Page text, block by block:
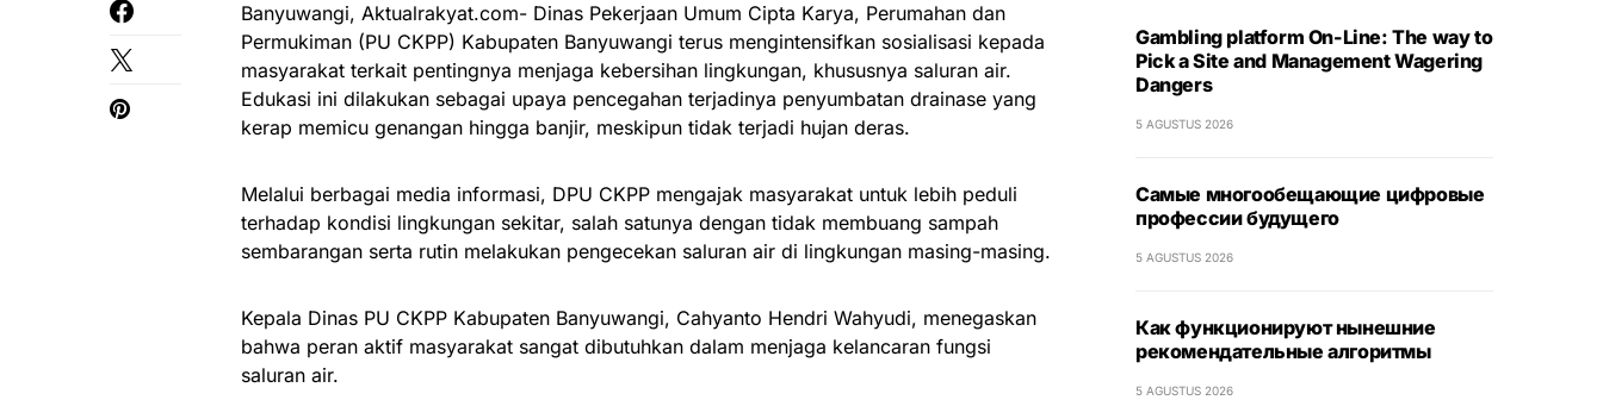
Banyuwangi, Aktualrakyat.com- Dinas Pekerjaan Umum Cipta Karya, Perumahan dan
Permukiman (PU CKPP) Kabupaten Banyuwangi terus mengintensifkan sosialisasi kepada
masyarakat terkait pentingnya menjaga kebersihan lingkungan, khususnya saluran air.
Edukasi ini dilakukan sebagai upaya pencegahan terjadinya penyumbatan drainase yang
kerap memicu genangan hingga banjir, meskipun tidak terjadi hujan deras.
Melalui berbagai media informasi, DPU CKPP mengajak masyarakat untuk lebih peduli
terhadap kondisi lingkungan sekitar, salah satunya dengan tidak membuang sampah
sembarangan serta rutin melakukan pengecekan saluran air di lingkungan masing-masing.
Kepala Dinas PU CKPP Kabupaten Banyuwangi, Cahyanto Hendri Wahyudi, menegaskan
bahwa peran aktif masyarakat sangat dibutuhkan dalam menjaga kelancaran fungsi
saluran air.
Gambling platform On-Line: The way to
Pick a Site and Management Wagering
Dangers
5 AGUSTUS 2026
Самые многообещающие цифровые
профессии будущего
5 AGUSTUS 2026
Как функционируют нынешние
рекомендательные алгоритмы
5 AGUSTUS 2026